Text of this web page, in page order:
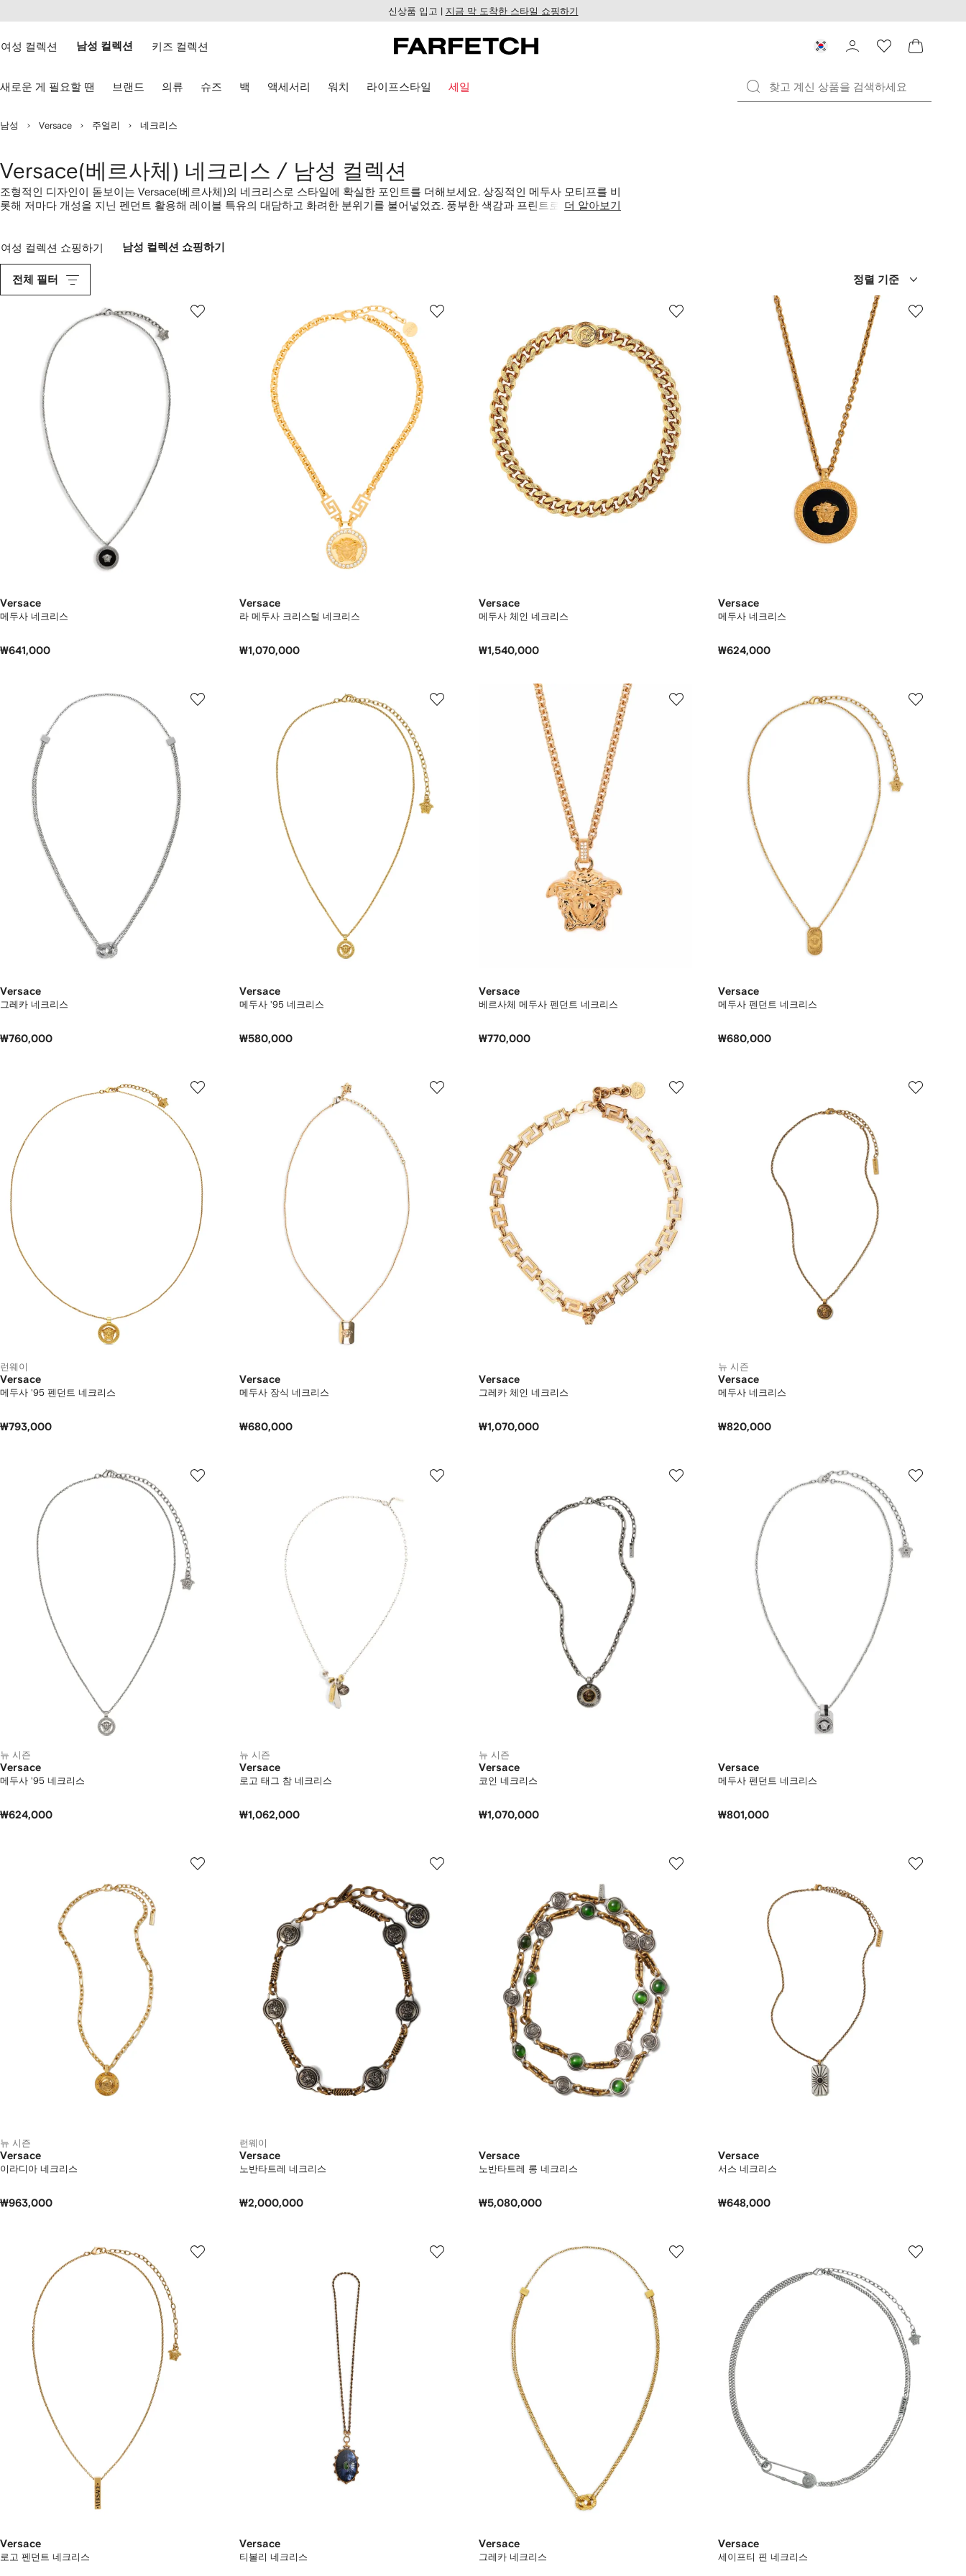
건
너
기
웹
근
신상품 입고 | 지금 막 도착한 스타일 쇼핑하기
여성 컬렉션 남성 컬렉션 키즈 컬렉션
새로운 게 필요할 땐 브랜드 의류 슈즈 백 액세서리 워치 라이프스타일 세일
남성 Versace 주얼리 네크리스
Versace(베르사체) 네크리스 / 남성 컬렉션
조형적인 디자인이 돋보이는 Versace(베르사체)의 네크리스로 스타일에 확실한 포인트를 더해보세요. 상징적인 메두사 모티프를 비
롯해 저마다 개성을 지닌 펜던트 활용해 레이블 특유의 대담하고 화려한 분위기를 불어넣었죠. 풍부한 색감과 프린트로 가득 채운
더 알아보기
여성 컬렉션 쇼핑하기 남성 컬렉션 쇼핑하기
전체 필터 정렬 기준
Versace
메두사 네크리스
₩641,000
Versace
라 메두사 크리스털 네크리스
₩1,070,000
Versace
메두사 체인 네크리스
₩1,540,000
Versace
메두사 네크리스
₩624,000
Versace
그레카 네크리스
₩760,000
Versace
메두사 '95 네크리스
₩580,000
Versace
베르사체 메두사 펜던트 네크리스
₩770,000
Versace
메두사 펜던트 네크리스
₩680,000
런웨이
Versace
메두사 '95 펜던트 네크리스
₩793,000
Versace
메두사 장식 네크리스
₩680,000
Versace
그레카 체인 네크리스
₩1,070,000
뉴 시즌
Versace
메두사 네크리스
₩820,000
뉴 시즌
Versace
메두사 '95 네크리스
₩624,000
뉴 시즌
Versace
로고 태그 참 네크리스
₩1,062,000
뉴 시즌
Versace
코인 네크리스
₩1,070,000
Versace
메두사 펜던트 네크리스
₩801,000
뉴 시즌
Versace
이라디아 네크리스
₩963,000
런웨이
Versace
노반타트레 네크리스
₩2,000,000
Versace
노반타트레 롱 네크리스
₩5,080,000
Versace
서스 네크리스
₩648,000
Versace
로고 펜던트 네크리스
Versace
티볼리 네크리스
Versace
그레카 네크리스
Versace
세이프티 핀 네크리스